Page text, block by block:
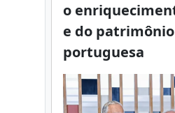
o
e do
portuguesa